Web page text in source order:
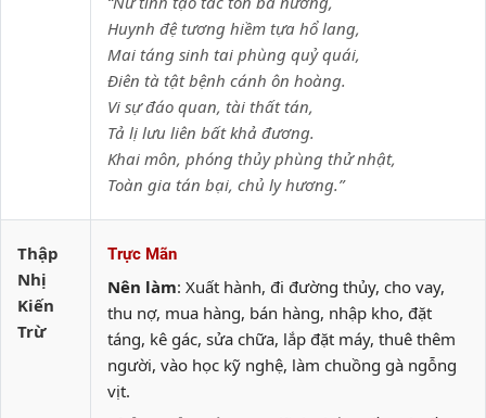
Huynh đệ tương hiềm tựa hổ lang,
Mai táng sinh tai phùng quỷ quái,
Điên tà tật bệnh cánh ôn hoàng.
Vi sự đáo quan, tài thất tán,
Tả lị lưu liên bất khả đương.
Khai môn, phóng thủy phùng thử nhật,
Toàn gia tán bại, chủ ly hương.”
Thập
Nhị
Kiến
Trừ
Trực Mãn
Nên làm: Xuất hành, đi đường thủy, cho vay,
thu nợ, mua hàng, bán hàng, nhập kho, đặt
táng, kê gác, sửa chữa, lắp đặt máy, thuê thêm
người, vào học kỹ nghệ, làm chuồng gà ngỗng
vịt.